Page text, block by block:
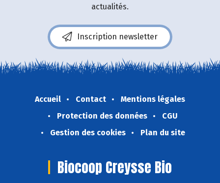
actualités.
Inscription newsletter
Accueil Contact
Mentions légales
Protection des données
CGU
Gestion des cookies
Plan du site
Biocoop Creysse Bio